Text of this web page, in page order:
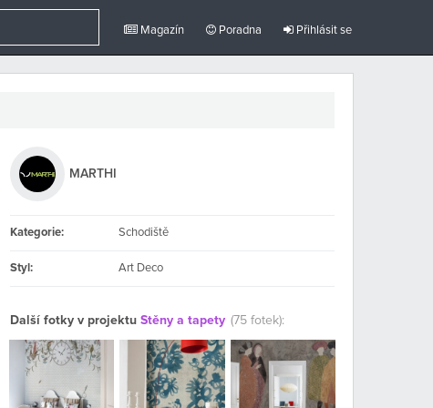
Magazín Poradna Přihlásit se
MARTHI
Kategorie: Schodiště
Styl: Art Deco
Další fotky v projektu Stěny a tapety (75 fotek):